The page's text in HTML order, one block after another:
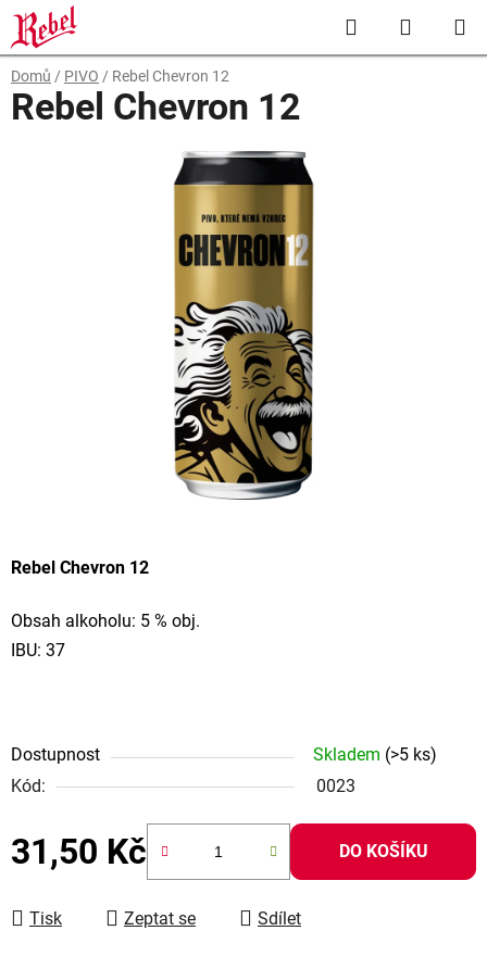
Přejít
na
obsah
Hledat
KOŠÍK
Domů / PIVO / Rebel Chevron 12
Rebel Chevron 12
Obsah alkoholu: 5 % obj.
IBU: 37
Dostupnost Skladem (>5 ks)
Kód:
0023
31,50 Kč DO KOŠÍKU
Tisk Zeptat se Sdílet
Rebel Chevron 12